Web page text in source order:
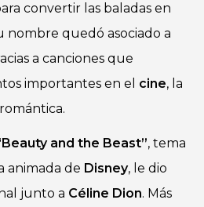
convertir las baladas en
nombre quedó asociado a
a canciones que
importantes en el cine, la
and the Beast”, tema
animada de Disney, le dio
junto a Céline Dion. Más